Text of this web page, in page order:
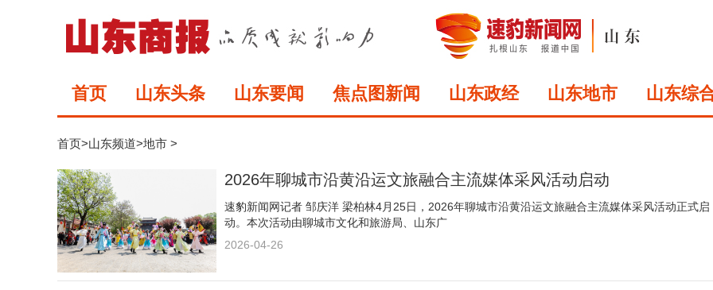
首页 山东头条 山东要闻 焦点图新闻 山东政经 山东地市 山东综
首页>山东频道>地市 >
2026年聊城市沿黄沿运文旅融合主流媒体采风活动启动
速豹新闻网记者 邹庆洋 梁柏林4月25日，2026年聊城市沿黄沿运文旅融合主流媒体采风活动正式启
动。本次活动由聊城市文化和旅游局、山东广
2026-04-26